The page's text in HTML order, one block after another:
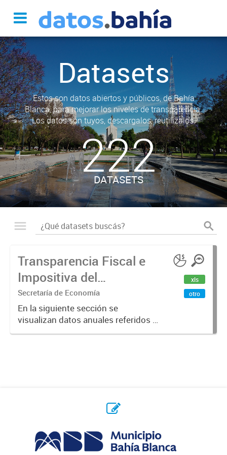
Datasets
Estos son datos abiertos y públicos, de Bahía
Blanca, para mejorar los niveles de transparencia.
Los datos son tuyos, descargalos, reutilizalos.
222
DATASETS
Transparencia Fiscal e
Impositiva del
Municipio. Año 2023
Secretaría de Economía
En la siguiente sección se
visualizan datos anuales referidos a
la transparencia fiscal e impositiva
xls
otro